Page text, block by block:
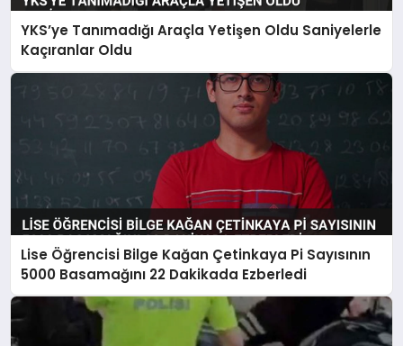
YKS’ye Tanımadığı Araçla Yetişen Oldu Saniyelerle
Kaçıranlar Oldu
Lise Öğrencisi Bilge Kağan Çetinkaya Pi Sayısının
5000 Basamağını 22 Dakikada Ezberledi